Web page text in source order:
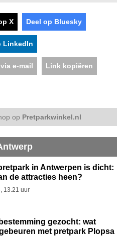
X Deel op Bluesky
LinkedIn
e-mail Link kopiëren
op Pretparkwinkel.nl
in Antwerpen is dicht:
de attracties heen?
13.21 uur
gezocht: wat
met pretpark Plopsa